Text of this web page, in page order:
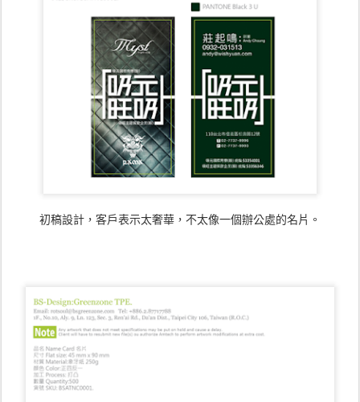
初稿設計，客戶表示太奢華，不太像一個辦公處的名片。